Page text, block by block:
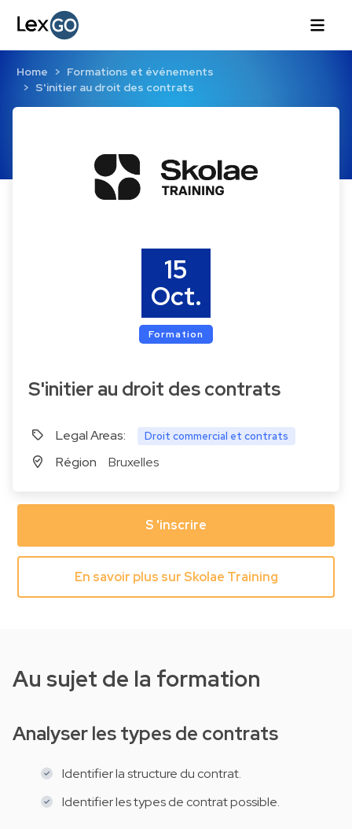
Home
Formations et événements
S'initier au droit des contrats
S'initier au droit des contrats
Legal Areas: Droit commercial et contrats
Région Bruxelles
15
Oct.
Formation
S 'inscrire
En savoir plus sur Skolae Training
Au sujet de la formation
Analyser les types de contrats
Identifier la structure du contrat.
Identifier les types de contrat possible.